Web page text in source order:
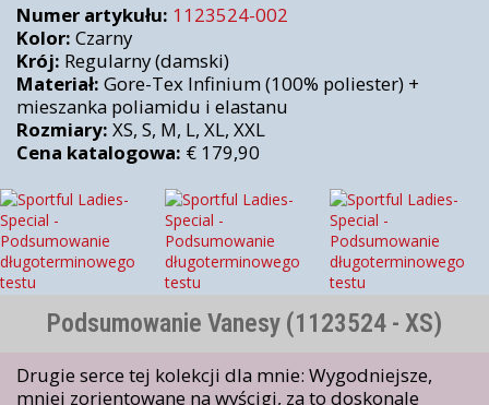
Numer artykułu: 1123524-002
Kolor: Czarny
Krój: Regularny (damski)
Materiał: Gore-Tex Infinium (100% poliester) +
mieszanka poliamidu i elastanu
Rozmiary: XS, S, M, L, XL, XXL
Cena katalogowa: € 179,90
Podsumowanie Vanesy (1123524 - XS)
Drugie serce tej kolekcji dla mnie: Wygodniejsze,
mniej zorientowane na wyścigi, za to doskonale